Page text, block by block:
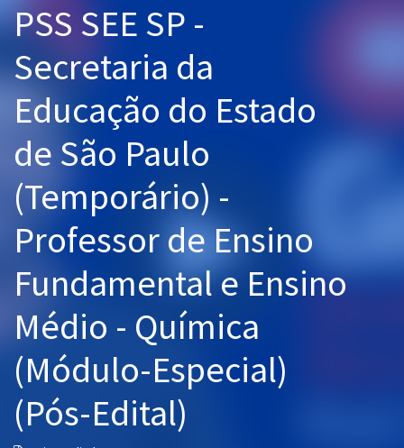
Cursos 20% OFF
Pós
Graduação
OAB
Mentorias
Questões grátis
Aprovados
Atendimento
PSS SEE SP -
Secretaria da
Educação do Estado
de São Paulo
(Temporário) -
Professor de Ensino
Fundamental e Ensino
Médio - Química
(Módulo-Especial)
(Pós-Edital)